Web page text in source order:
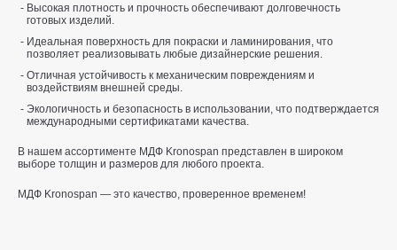
Высокая плотность и прочность обеспечивают долговечность
готовых изделий.
Идеальная поверхность для покраски и ламинирования, что
позволяет реализовывать любые дизайнерские решения.
Отличная устойчивость к механическим повреждениям и
воздействиям внешней среды.
Экологичность и безопасность в использовании, что подтверждается
международными сертификатами качества.
В нашем ассортименте МДФ Kronospan представлен в широком
выборе толщин и размеров для любого проекта.
МДФ Kronospan — это качество, проверенное временем!